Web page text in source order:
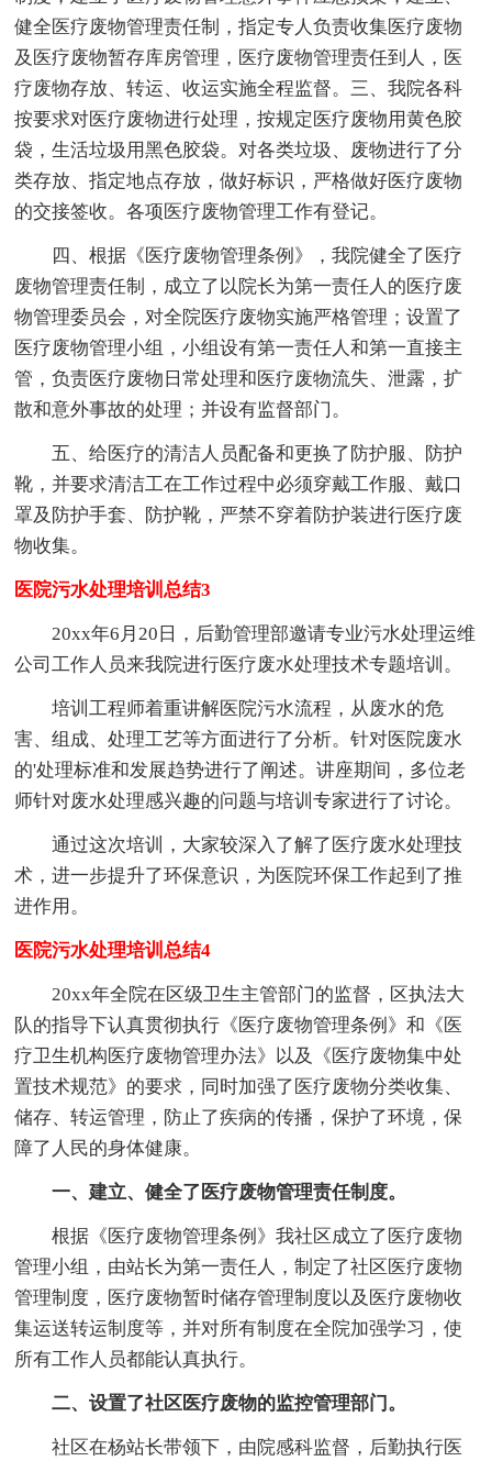
健全医疗废物管理责任制，指定专人负责收集医疗废物
及医疗废物暂存库房管理，医疗废物管理责任到人，医
疗废物存放、转运、收运实施全程监督。三、我院各科
按要求对医疗废物进行处理，按规定医疗废物用黄色胶
袋，生活垃圾用黑色胶袋。对各类垃圾、废物进行了分
类存放、指定地点存放，做好标识，严格做好医疗废物
的交接签收。各项医疗废物管理工作有登记。
四、根据《医疗废物管理条例》，我院健全了医疗
废物管理责任制，成立了以院长为第一责任人的医疗废
物管理委员会，对全院医疗废物实施严格管理；设置了
医疗废物管理小组，小组设有第一责任人和第一直接主
管，负责医疗废物日常处理和医疗废物流失、泄露，扩
散和意外事故的处理；并设有监督部门。
五、给医疗的清洁人员配备和更换了防护服、防护
靴，并要求清洁工在工作过程中必须穿戴工作服、戴口
罩及防护手套、防护靴，严禁不穿着防护装进行医疗废
物收集。
医院污水处理培训总结3
20xx年6月20日，后勤管理部邀请专业污水处理运维
公司工作人员来我院进行医疗废水处理技术专题培训。
培训工程师着重讲解医院污水流程，从废水的危
害、组成、处理工艺等方面进行了分析。针对医院废水
的'处理标准和发展趋势进行了阐述。讲座期间，多位老
师针对废水处理感兴趣的问题与培训专家进行了讨论。
通过这次培训，大家较深入了解了医疗废水处理技
术，进一步提升了环保意识，为医院环保工作起到了推
进作用。
医院污水处理培训总结4
20xx年全院在区级卫生主管部门的监督，区执法大
队的指导下认真贯彻执行《医疗废物管理条例》和《医
疗卫生机构医疗废物管理办法》以及《医疗废物集中处
置技术规范》的要求，同时加强了医疗废物分类收集、
储存、转运管理，防止了疾病的传播，保护了环境，保
障了人民的身体健康。
一、建立、健全了医疗废物管理责任制度。
根据《医疗废物管理条例》我社区成立了医疗废物
管理小组，由站长为第一责任人，制定了社区医疗废物
管理制度，医疗废物暂时储存管理制度以及医疗废物收
集运送转运制度等，并对所有制度在全院加强学习，使
所有工作人员都能认真执行。
二、设置了社区医疗废物的监控管理部门。
社区在杨站长带领下，由院感科监督，后勤执行医